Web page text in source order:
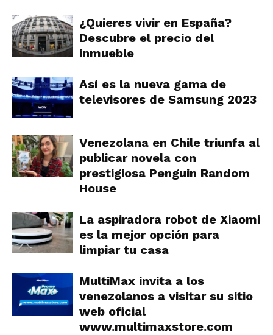
¿Quieres vivir en España?
Descubre el precio del
inmueble
Así es la nueva gama de
televisores de Samsung 2023
Venezolana en Chile triunfa al
publicar novela con
prestigiosa Penguin Random
House
La aspiradora robot de Xiaomi
es la mejor opción para
limpiar tu casa
MultiMax invita a los
venezolanos a visitar su sitio
web oficial
www.multimaxstore.com